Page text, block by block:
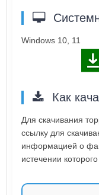
Windows 10, 11
Как
Для скачивания
ссылку для
информацией о
истечении